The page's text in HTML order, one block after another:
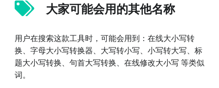
大家可能会用的其他名称
用户在搜索这款工具时，可能会用到：在线大小写转
换、字母大小写转换器、大写转小写、小写转大写、标
题大小写转换、句首大写转换、在线修改大小写 等类似
词。